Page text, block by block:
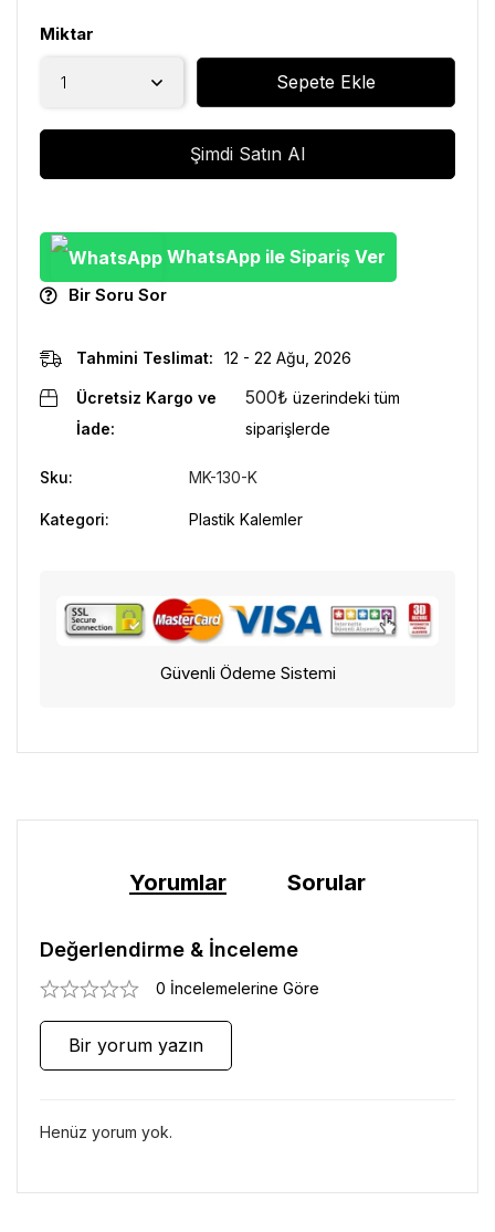
Miktar
Sepete Ekle
Şimdi Satın Al
WhatsApp ile Sipariş Ver
Bir Soru Sor
Tahmini Teslimat: 12 - 22 Ağu, 2026
Ücretsiz Kargo ve
İade:
500₺ üzerindeki tüm
siparişlerde
Sku: MK-130-K
Kategori: Plastik Kalemler
Güvenli Ödeme Sistemi
Yorumlar Sorular
Değerlendirme & İnceleme
0 İncelemelerine Göre
Bir yorum yazın
Henüz yorum yok.